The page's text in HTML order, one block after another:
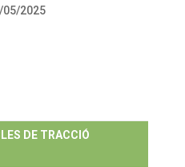
2025
DE TRACCIÓ